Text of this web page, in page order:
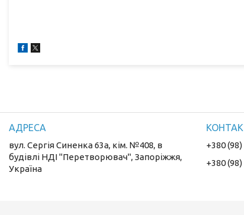
вул. Сергія Синенка 63а, кім. №408, в
будівлі НДІ "Перетворювач", Запоріжжя,
Україна
+380
+380